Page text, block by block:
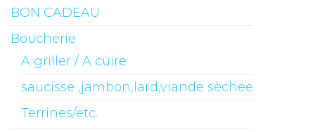
BON CADEAU
Boucherie
A griller / A cuire
saucisse ,jambon,lard,viande sèchee
Terrines/etc.